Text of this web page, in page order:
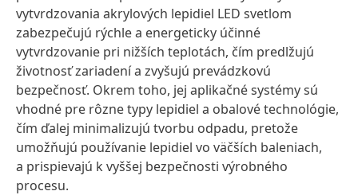
vytvrdzovania akrylových lepidiel LED svetlom
zabezpečujú rýchle a energeticky účinné
vytvrdzovanie pri nižších teplotách, čím predlžujú
životnosť zariadení a zvyšujú prevádzkovú
bezpečnosť. Okrem toho, jej aplikačné systémy sú
vhodné pre rôzne typy lepidiel a obalové technológie,
čím ďalej minimalizujú tvorbu odpadu, pretože
umožňujú používanie lepidiel vo väčších baleniach,
a prispievajú k vyššej bezpečnosti výrobného
procesu.